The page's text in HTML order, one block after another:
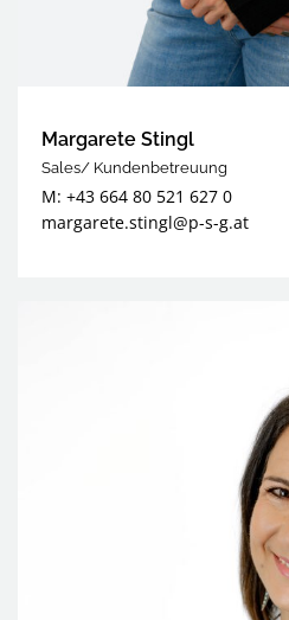
Margarete Stingl
Sales/ Kundenbetreuung
M: +43 664 80 521 627 0
margarete.stingl@p-s-g.at